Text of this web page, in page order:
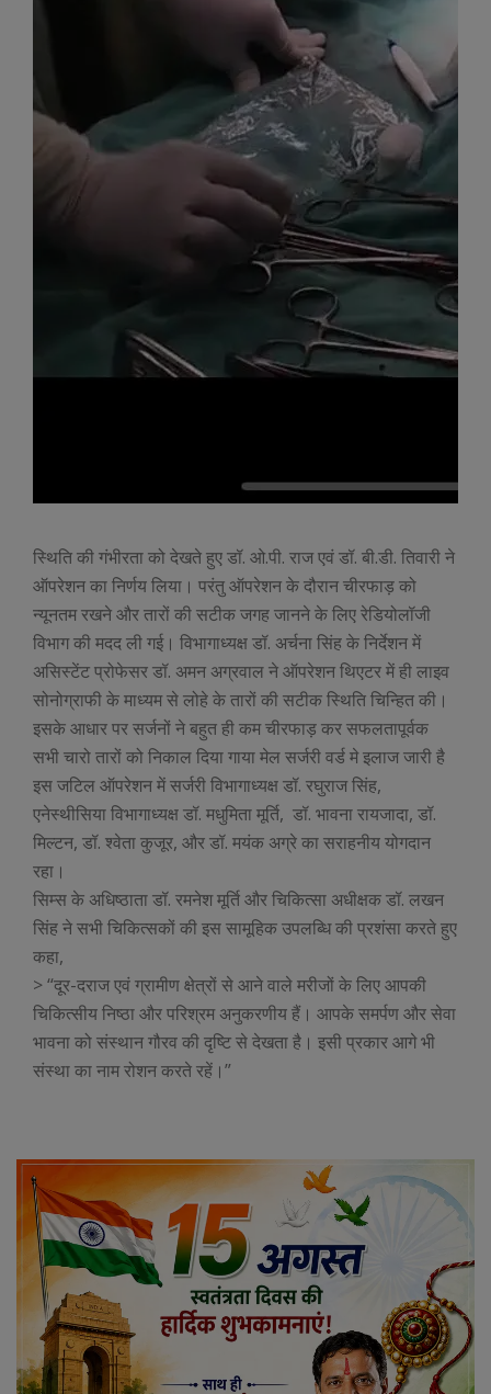
स्थिति की गंभीरता को देखते हुए डॉ. ओ.पी. राज एवं डॉ. बी.डी. तिवारी ने
ऑपरेशन का निर्णय लिया। परंतु ऑपरेशन के दौरान चीरफाड़ को
न्यूनतम रखने और तारों की सटीक जगह जानने के लिए रेडियोलॉजी
विभाग की मदद ली गई। विभागाध्यक्ष डॉ. अर्चना सिंह के निर्देशन में
असिस्टेंट प्रोफेसर डॉ. अमन अग्रवाल ने ऑपरेशन थिएटर में ही लाइव
सोनोग्राफी के माध्यम से लोहे के तारों की सटीक स्थिति चिन्हित की।
इसके आधार पर सर्जनों ने बहुत ही कम चीरफाड़ कर सफलतापूर्वक
सभी चारो तारों को निकाल दिया गाया मेल सर्जरी वर्ड मे इलाज जारी है
इस जटिल ऑपरेशन में सर्जरी विभागाध्यक्ष डॉ. रघुराज सिंह,
एनेस्थीसिया विभागाध्यक्ष डॉ. मधुमिता मूर्ति, डॉ. भावना रायजादा, डॉ.
मिल्टन, डॉ. श्वेता कुजूर, और डॉ. मयंक अग्रे का सराहनीय योगदान
रहा।
सिम्स के अधिष्ठाता डॉ. रमनेश मूर्ति और चिकित्सा अधीक्षक डॉ. लखन
सिंह ने सभी चिकित्सकों की इस सामूहिक उपलब्धि की प्रशंसा करते हुए
कहा,
> “दूर-दराज एवं ग्रामीण क्षेत्रों से आने वाले मरीजों के लिए आपकी
चिकित्सीय निष्ठा और परिश्रम अनुकरणीय हैं। आपके समर्पण और सेवा
भावना को संस्थान गौरव की दृष्टि से देखता है। इसी प्रकार आगे भी
संस्था का नाम रोशन करते रहें।”